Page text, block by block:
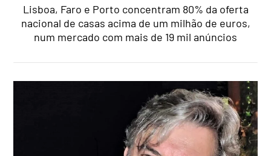
Lisboa, Faro e Porto concentram 80% da oferta
nacional de casas acima de um milhão de euros,
num mercado com mais de 19 mil anúncios